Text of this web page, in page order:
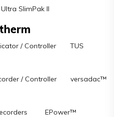
SlimPak II
/ Controller TUS
/ Controller versadac™
Recorders EPower™